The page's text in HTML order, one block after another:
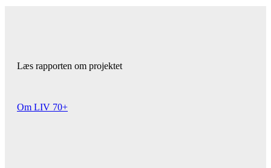
Læs rapporten om projektet
Om LIV 70+